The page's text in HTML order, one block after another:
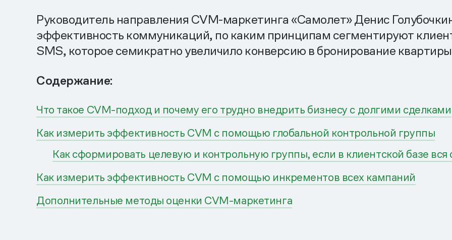
Руководитель направления CVM-маркетинга «Самолет» Денис
эффективность коммуникаций, по каким принципам сегментируют
SMS, которое семикратно увеличило конверсию в бронирование
Содержание:
Что такое CVM-подход и почему его трудно внедрить бизнесу с долгими сделками
Как измерить эффективность CVM с помощью глобальной контрольной группы
Как сформировать целевую и контрольную группы, если в клиентской базе вся
Как измерить эффективность CVM с помощью инкрементов всех кампаний
Дополнительные методы оценки СVM-маркетинга